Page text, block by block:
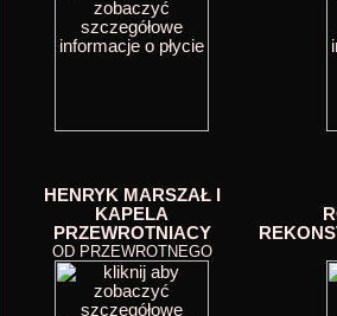
HENRYK MARSZAŁ I
KAPELA
PRZEWROTNIACY
OD PRZEWROTNEGO